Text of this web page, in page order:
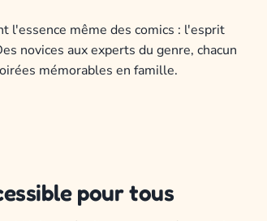
l'essence même des comics : l'esprit
novices aux experts du genre, chacun
mémorables en famille.
pour tous